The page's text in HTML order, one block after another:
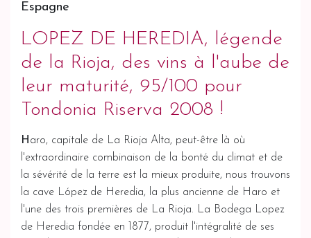
Espagne
LOPEZ DE HEREDIA, légende
de la Rioja, des vins à l'aube de
leur maturité, 95/100 pour
Tondonia Riserva 2008 !
Haro, capitale de La Rioja Alta, peut-être là où
l'extraordinaire combinaison de la bonté du climat et de
la sévérité de la terre est la mieux produite, nous trouvons
la cave López de Heredia, la plus ancienne de Haro et
l'une des trois premières de La Rioja. La Bodega Lopez
de Heredia fondée en 1877, produit l'intégralité de ses